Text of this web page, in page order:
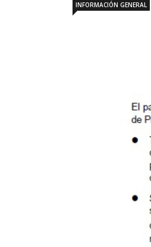
INFORMACIÓN GENERAL